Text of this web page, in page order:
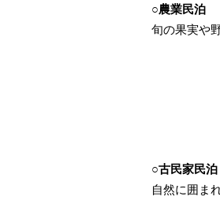
○農業民泊
旬の果実や
○古民家民泊
自然に囲ま